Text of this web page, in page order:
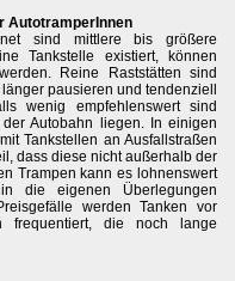
AutotramperInnen
sind mittlere bis größere
Tankstelle existiert, können
Reine Raststätten sind
pausieren und tendenziell
wenig empfehlenswert sind
Autobahn liegen. In einigen
Tankstellen an Ausfallstraßen
dass diese nicht außerhalb der
Trampen kann es lohnenswert
die eigenen Überlegungen
werden Tanken vor
frequentiert, die noch lange